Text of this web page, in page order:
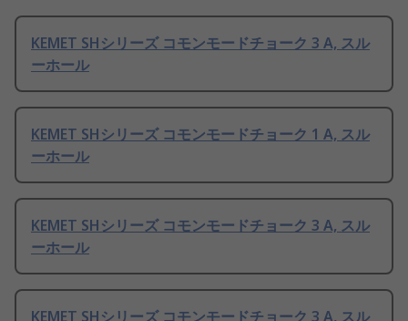
KEMET SHシリーズ コモンモードチョーク 3 A, スル
ーホール
KEMET SHシリーズ コモンモードチョーク 1 A, スル
ーホール
KEMET SHシリーズ コモンモードチョーク 3 A, スル
ーホール
KEMET SHシリーズ コモンモードチョーク 3 A, スル